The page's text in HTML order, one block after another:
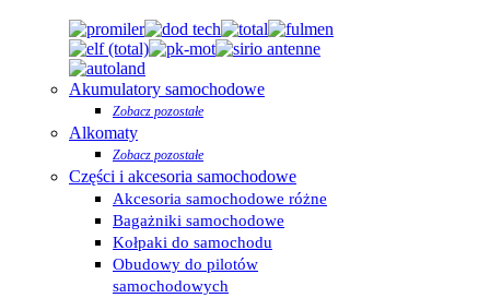
Akumulatory samochodowe
Zobacz pozostałe
Alkomaty
Zobacz pozostałe
Części i akcesoria samochodowe
Akcesoria samochodowe różne
Bagażniki samochodowe
Kołpaki do samochodu
Obudowy do pilotów
samochodowych